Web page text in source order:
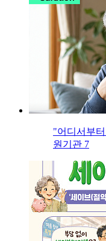
"어디서부
원기관 7